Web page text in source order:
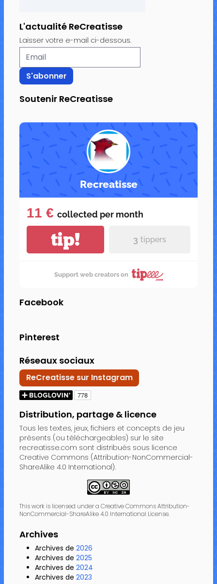
L'actualité ReCreatisse
Laisser votre e-mail ci-dessous.
Soutenir ReCreatisse
Recreatisse
11 € collected per month
tip! 3 tippers
Support web creators on
Facebook
Pinterest
Réseaux sociaux
ReCreatisse sur Instagram
Distribution, partage & licence
Tous les textes, jeux, fichiers et concepts de jeu
présents (ou téléchargeables) sur le site
recreatisse.com sont distribués sous licence
Creative Commons (Attribution-NonCommercial-
ShareAlike 4.0 International).
This work is licensed under a Creative Commons Attribution-
NonCommercial-ShareAlike 4.0 International License.
Archives
Archives de 2026
Archives de 2025
Archives de 2024
Archives de 2023